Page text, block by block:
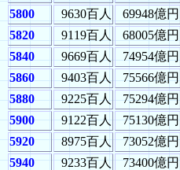
5800
9630百人 69948億円
5820
9119百人 68005億円
5840
9669百人 74954億円
5860
9403百人 75566億円
5880
9225百人 75294億円
5900
9122百人 75130億円
5920
8975百人 73052億円
5940
9233百人 73400億円